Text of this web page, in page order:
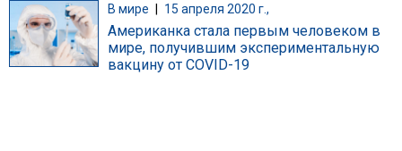
В мире | 15 апреля 2020 г.,
Американка стала первым человеком в
мире, получившим экспериментальную
вакцину от COVID-19